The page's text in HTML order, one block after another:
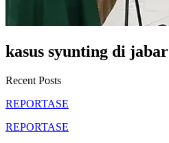
kasus syunting di jabar
Recent Posts
REPORTASE
REPORTASE